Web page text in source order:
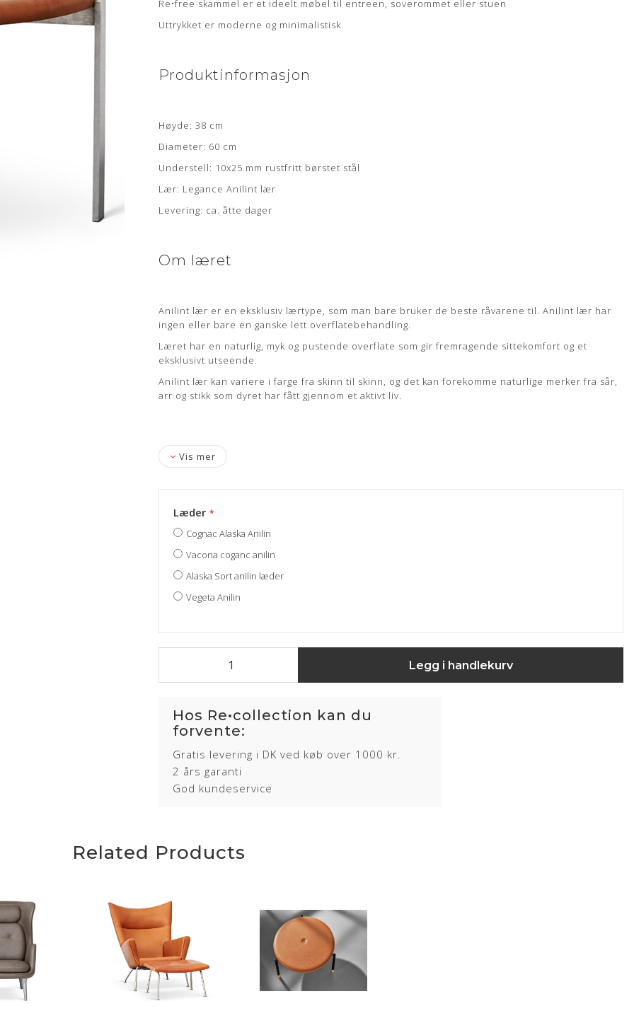
Re•free skammel er et ideelt møbel til entreen, soverommet eller stuen
Uttrykket er moderne og minimalistisk
Produktinformasjon
Høyde: 38 cm
Diameter: 60 cm
Understell: 10x25 mm rustfritt børstet stål
Lær: Legance Anilint lær
Levering: ca. åtte dager
Om læret
Anilint lær er en eksklusiv lærtype, som man bare bruker de beste råvarene til. Anilint lær har
ingen eller bare en ganske lett overflatebehandling.
Læret har en naturlig, myk og pustende overflate som gir fremragende sittekomfort og et
eksklusivt utseende.
Anilint lær kan variere i farge fra skinn til skinn, og det kan forekomme naturlige merker fra sår,
arr og stikk som dyret har fått gjennom et aktivt liv.
Vis mer
Læder
Cognac Alaska Anilin
Vacona coganc anilin
Alaska Sort anilin læder
Vegeta Anilin
Legg i handlekurv
Hos Re•collection kan du
forvente:
Gratis levering i DK ved køb over 1000 kr.
2 års garanti
God kundeservice
Related Products